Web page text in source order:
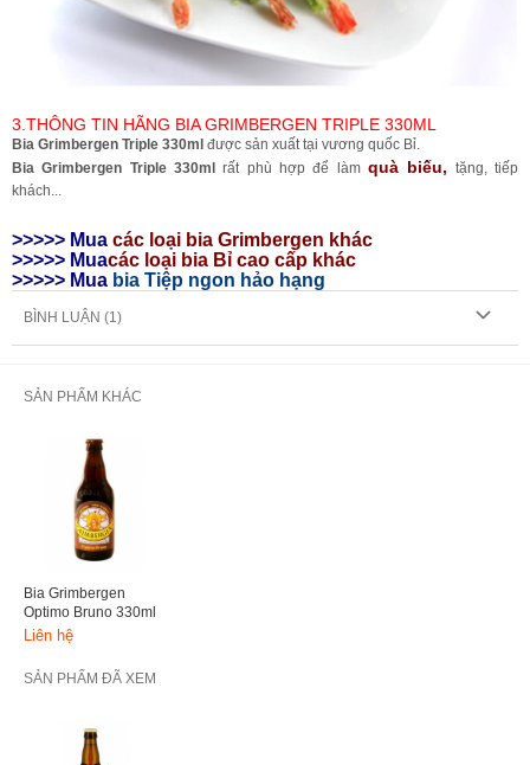
3.THÔNG TIN HÃNG BIA GRIMBERGEN TRIPLE 330ML
Bia Grimbergen Triple 330ml được sản xuất tại vương quốc Bỉ.
Bia Grimbergen Triple 330ml
rất phù hợp để làm quà biếu, tặng, tiếp
khách...
>>>>> Mua các loại bia Grimbergen khác
>>>>> Muacác loại bia Bỉ cao cấp khác
>>>>> Mua bia Tiệp ngon hảo hạng
BÌNH LUẬN (1)
SẢN PHẨM KHÁC
Bia Grimbergen
Optimo Bruno 330ml
Liên hệ
SẢN PHẨM ĐÃ XEM